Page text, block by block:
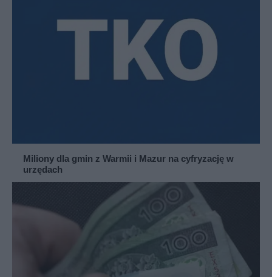
Miliony dla gmin z Warmii i Mazur na cyfryzację w
urzędach